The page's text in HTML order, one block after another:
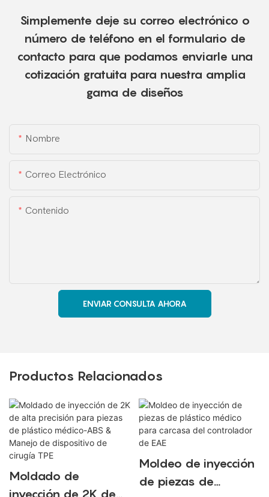
Simplemente deje su correo electrónico o
número de teléfono en el formulario de
contacto para que podamos enviarle una
cotización gratuita para nuestra amplia
gama de diseños
Nombre
Correo Electrónico
Contenido
ENVIAR CONSULTA AHORA
Productos Relacionados
Moldado de
inyección de 2K de
Moldeo de inyección
de piezas de